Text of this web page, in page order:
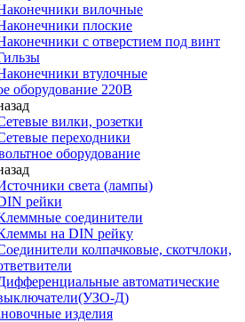
вилочные
плоские
с отверстием под винт
втулочные
оборудование 220В
вилки, розетки
переходники
оборудование
света (лампы)
рейки
соединители
на DIN рейку
колпачковые, скотчлоки,
автоматические
Д)
изделия